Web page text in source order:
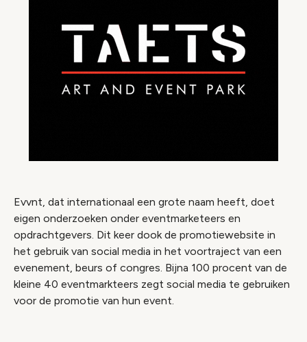
Evvnt, dat internationaal een grote naam heeft, doet
eigen onderzoeken onder eventmarketeers en
opdrachtgevers. Dit keer dook de promotiewebsite in
het gebruik van social media in het voortraject van een
evenement, beurs of congres. Bijna 100 procent van de
kleine 40 eventmarkteers zegt social media te gebruiken
voor de promotie van hun event.